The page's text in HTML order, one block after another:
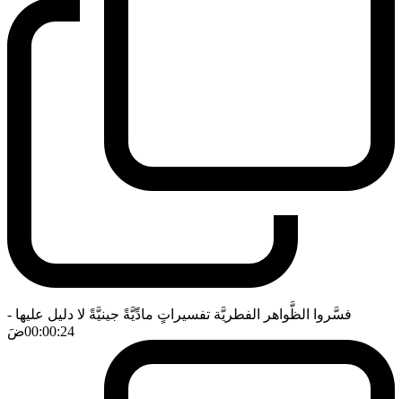
فسَّروا الظَّواهر الفطريَّة تفسيراتٍ مادِّيَّةً جينيَّةً لا دليل عليها -
00:00:24ضَ